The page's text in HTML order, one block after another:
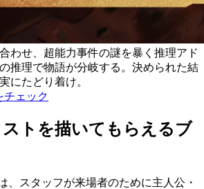
わせ、超能力事件の謎を暴く推理アド
推理で物語が分岐する。決められた結
にたどり着け。
チェック
トを描いてもらえるブ
、
スタッフが来場者のために主人公・